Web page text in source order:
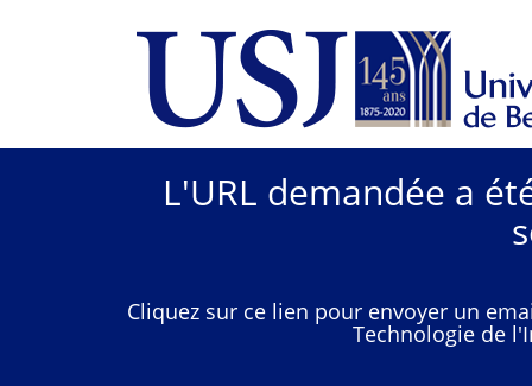
L'URL demandée a
Cliquez sur ce lien pour envoyer un
Technologie de